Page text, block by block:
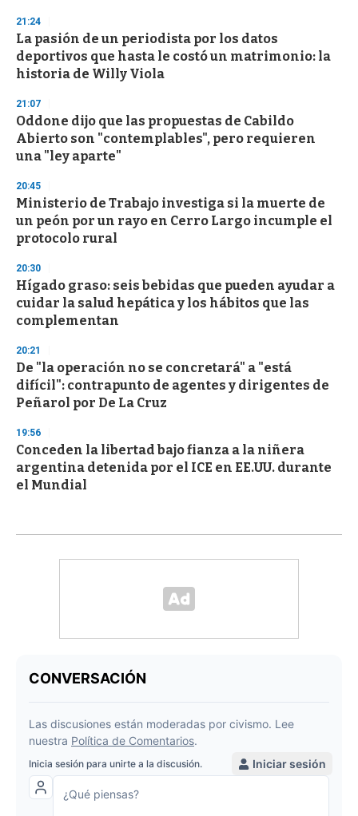
21:24
La pasión de un periodista por los datos
deportivos que hasta le costó un matrimonio: la
historia de Willy Viola
21:07
Oddone dijo que las propuestas de Cabildo
Abierto son "contemplables", pero requieren
una "ley aparte"
20:45
Ministerio de Trabajo investiga si la muerte de
un peón por un rayo en Cerro Largo incumple el
protocolo rural
20:30
Hígado graso: seis bebidas que pueden ayudar a
cuidar la salud hepática y los hábitos que las
complementan
20:21
De "la operación no se concretará" a "está
difícil": contrapunto de agentes y dirigentes de
Peñarol por De La Cruz
19:56
Conceden la libertad bajo fianza a la niñera
argentina detenida por el ICE en EE.UU. durante
el Mundial